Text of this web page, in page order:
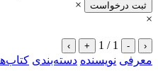
ثبت درخواست
×
×
‹
-
1 / 1
+
›
معرفی نویسنده دسته‌بندی